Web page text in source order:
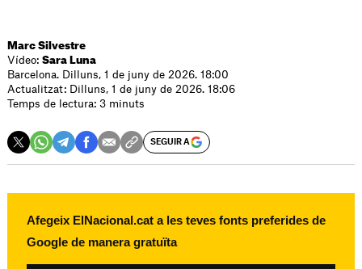
Marc Silvestre
Vídeo: Sara Luna
Barcelona. Dilluns, 1 de juny de 2026. 18:00
Actualitzat: Dilluns, 1 de juny de 2026. 18:06
Temps de lectura: 3 minuts
SEGUIR A
Afegeix ElNacional.cat a les teves fonts preferides de
Google de manera gratuïta